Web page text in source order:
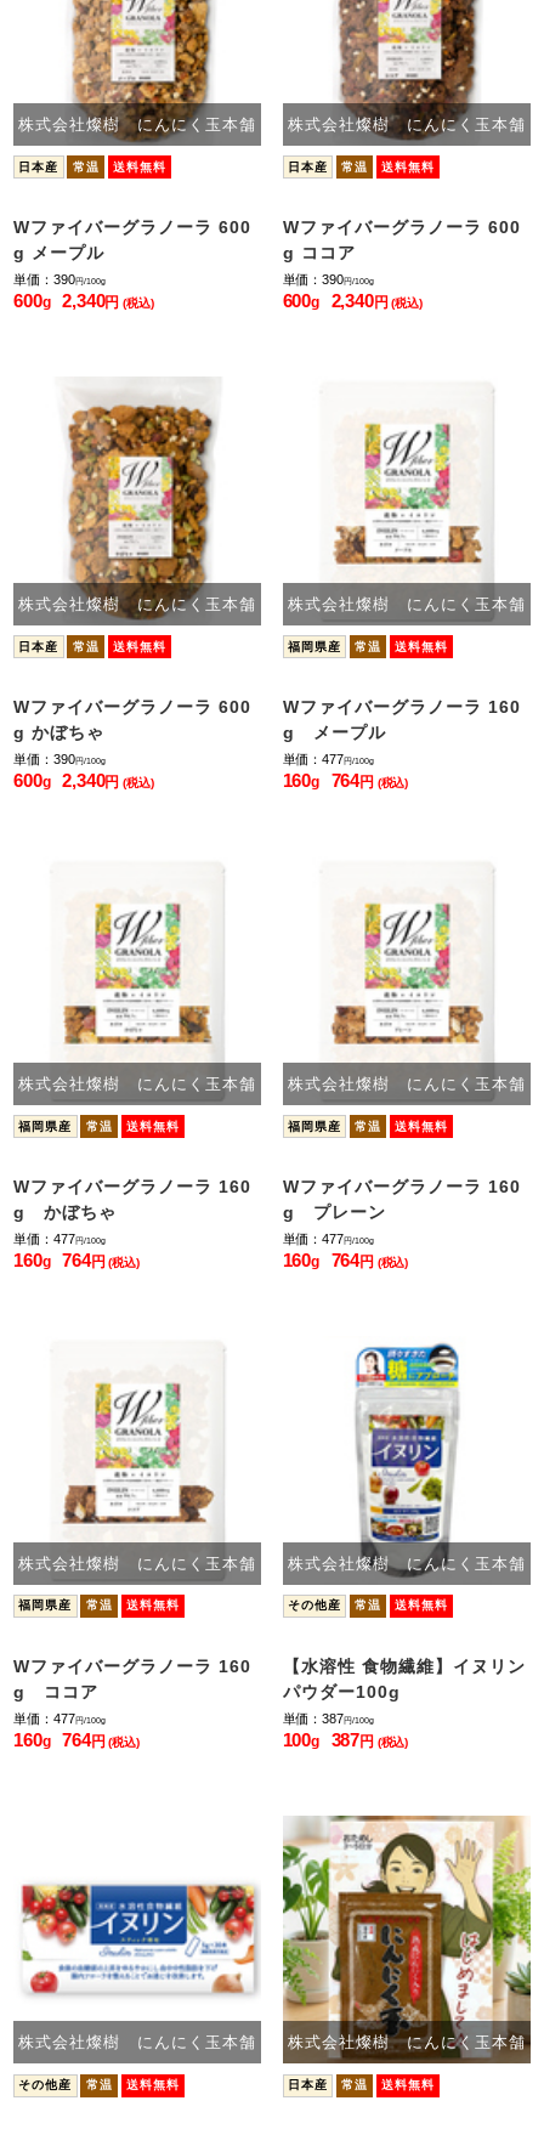
株式会社燦樹 にんにく玉本舗
日本産 常温 送料無料
Wファイバーグラノーラ 600
g メープル
単価：390円/100g
600g 2,340円(税込)
株式会社燦樹 にんにく玉本舗
日本産 常温 送料無料
Wファイバーグラノーラ 600
g ココア
単価：390円/100g
600g 2,340円(税込)
株式会社燦樹 にんにく玉本舗
日本産 常温 送料無料
Wファイバーグラノーラ 600
g かぼちゃ
単価：390円/100g
600g 2,340円(税込)
株式会社燦樹 にんにく玉本舗
福岡県産 常温 送料無料
Wファイバーグラノーラ 160
g メープル
単価：477円/100g
160g 764円 (税込)
株式会社燦樹 にんにく玉本舗
福岡県産 常温 送料無料
Wファイバーグラノーラ 160
g かぼちゃ
単価：477円/100g
160g 764円(税込)
株式会社燦樹 にんにく玉本舗
福岡県産 常温 送料無料
Wファイバーグラノーラ 160
g プレーン
単価：477円/100g
160g 764円 (税込)
株式会社燦樹 にんにく玉本舗
福岡県産 常温 送料無料
Wファイバーグラノーラ 160
g ココア
単価：477円/100g
160g 764円(税込)
株式会社燦樹 にんにく玉本舗
その他産 常温 送料無料
【水溶性 食物繊維】イヌリン
パウダー100g
単価：387円/100g
100g 387円 (税込)
株式会社燦樹 にんにく玉本舗
その他産 常温 送料無料
株式会社燦樹 にんにく玉本舗
日本産 常温 送料無料